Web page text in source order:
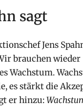
sagt
Jens
brauchen wieder
Wachstum.
es stärkt die
er hinzu: